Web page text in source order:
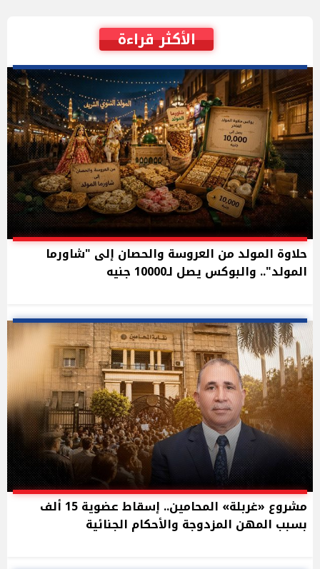
الأكثر قراءة
حلاوة المولد من العروسة والحصان إلى "شاورما
المولد".. والبوكس يصل لـ10000 جنيه
مشروع «غربلة» المحامين.. إسقاط عضوية 15 ألف
بسبب المهن المزدوجة والأحكام الجنائية